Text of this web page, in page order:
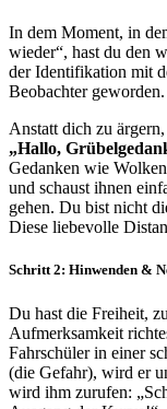
In dem Moment, in
wieder“, hast du den
der Identifikation mit
Beobachter geworden.
Anstatt dich zu
„Hallo,
Gedanken wie
und schaust ihnen
gehen. Du bist nicht
Diese liebevolle
Schritt 2: Hinwenden &
Du hast die Freiheit,
Aufmerksamkeit
Fahrschüler in einer
(die Gefahr), wird er
wird ihm zurufen: